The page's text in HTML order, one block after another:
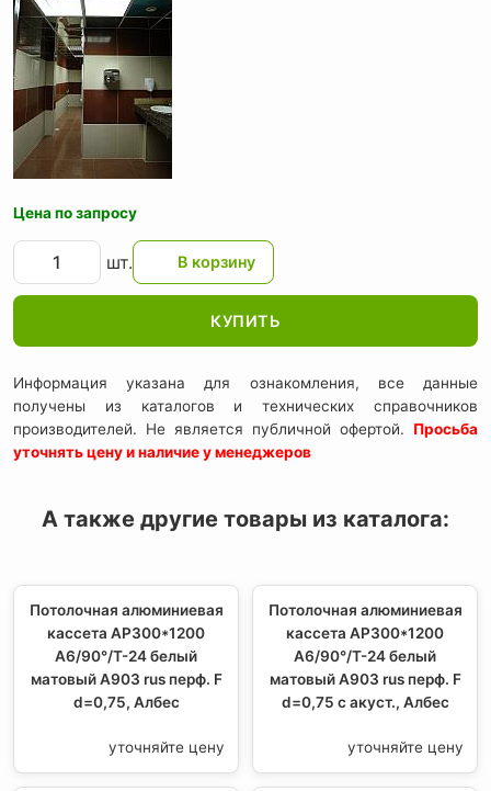
Цена по запросу
шт.
КУПИТЬ
Информация указана для ознакомления, все данные
получены из каталогов и технических справочников
производителей. Не является публичной офертой. Просьба
уточнять цену и наличие у менеджеров
А также другие товары из каталога:
Потолочная алюминиевая
кассета AP300*1200
A6/90°/Т-24 белый
матовый А903 rus перф. F
d=0,75, Албес
уточняйте цену
Потолочная алюминиевая
кассета AP300*1200
A6/90°/Т-24 белый
матовый А903 rus перф. F
d=0,75 с акуст., Албес
уточняйте цену